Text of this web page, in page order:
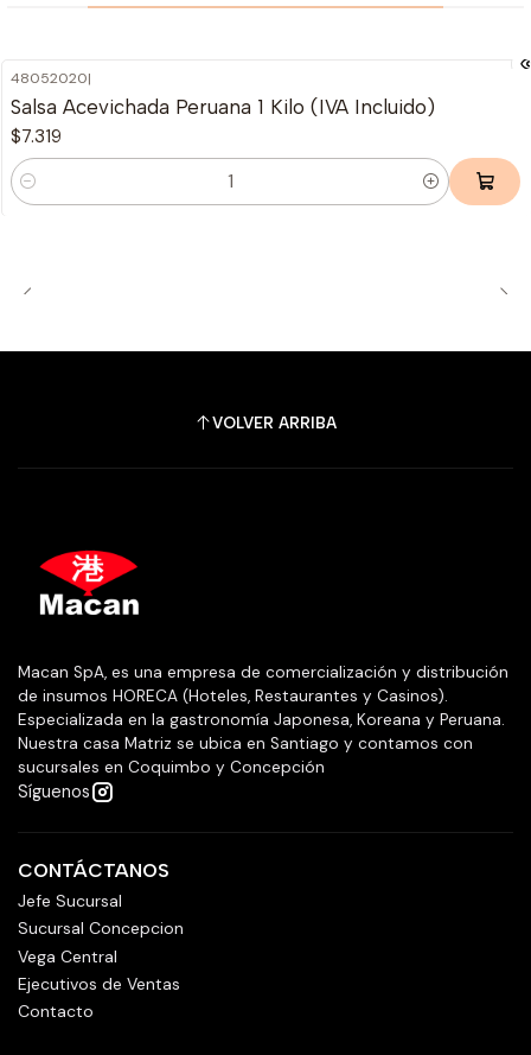
48052020|
Salsa Acevichada Peruana 1 Kilo (IVA Incluido)
$7.319
Cantidad
VOLVER ARRIBA
Macan SpA, es una empresa de comercialización y distribución
de insumos HORECA (Hoteles, Restaurantes y Casinos).
Especializada en la gastronomía Japonesa, Koreana y Peruana.
Nuestra casa Matriz se ubica en Santiago y contamos con
sucursales en Coquimbo y Concepción
Síguenos
CONTÁCTANOS
Jefe Sucursal
Sucursal Concepcion
Vega Central
Ejecutivos de Ventas
Contacto